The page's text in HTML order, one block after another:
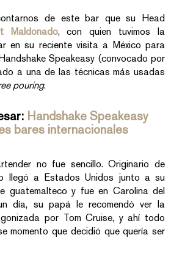
de este bar que su Head
Maldonado, con quien tuvimos la
en su reciente visita a México para
Speakeasy (convocado por
a una de las técnicas más usadas
pouring.
Handshake Speakeasy
bares internacionales
no fue sencillo. Originario de
llegó a Estados Unidos junto a su
guatemalteco y fue en Carolina del
día, su papá le recomendó ver la
por Tom Cruise, y ahí todo
momento que decidió que quería ser